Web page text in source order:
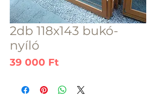
2db 118x143 bukó-
nyíló
39 000 Ft